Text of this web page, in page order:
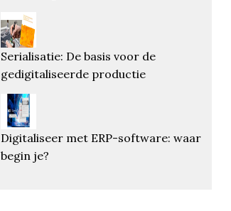
Serialisatie: De basis voor de
gedigitaliseerde productie
Digitaliseer met ERP-software: waar
begin je?